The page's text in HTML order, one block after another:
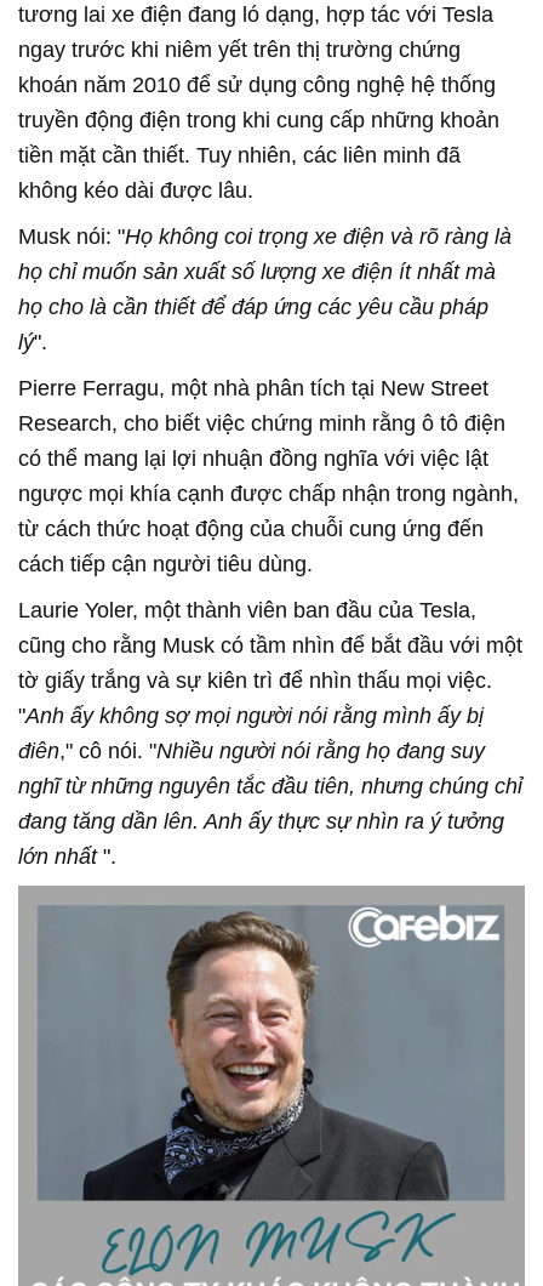
tương lai xe điện đang ló dạng, hợp tác với Tesla
ngay trước khi niêm yết trên thị trường chứng
khoán năm 2010 để sử dụng công nghệ hệ thống
truyền động điện trong khi cung cấp những khoản
tiền mặt cần thiết. Tuy nhiên, các liên minh đã
không kéo dài được lâu.
Musk nói: "Họ không coi trọng xe điện và rõ ràng là
họ chỉ muốn sản xuất số lượng xe điện ít nhất mà
họ cho là cần thiết để đáp ứng các yêu cầu pháp
lý".
Pierre Ferragu, một nhà phân tích tại New Street
Research, cho biết việc chứng minh rằng ô tô điện
có thể mang lại lợi nhuận đồng nghĩa với việc lật
ngược mọi khía cạnh được chấp nhận trong ngành,
từ cách thức hoạt động của chuỗi cung ứng đến
cách tiếp cận người tiêu dùng.
Laurie Yoler, một thành viên ban đầu của Tesla,
cũng cho rằng Musk có tầm nhìn để bắt đầu với một
tờ giấy trắng và sự kiên trì để nhìn thấu mọi việc.
"Anh ấy không sợ mọi người nói rằng mình ấy bị
điên," cô nói. "Nhiều người nói rằng họ đang suy
nghĩ từ những nguyên tắc đầu tiên, nhưng chúng chỉ
đang tăng dần lên. Anh ấy thực sự nhìn ra ý tưởng
lớn nhất".